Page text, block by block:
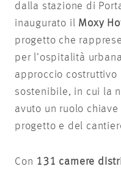
dalla stazione di
inaugurato il Moxy
progetto che
per l’ospitalità
approccio costruttivo
sostenibile, in cui la
avuto un ruolo
progetto e del
Con 131 camere